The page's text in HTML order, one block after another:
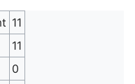
11
11
0